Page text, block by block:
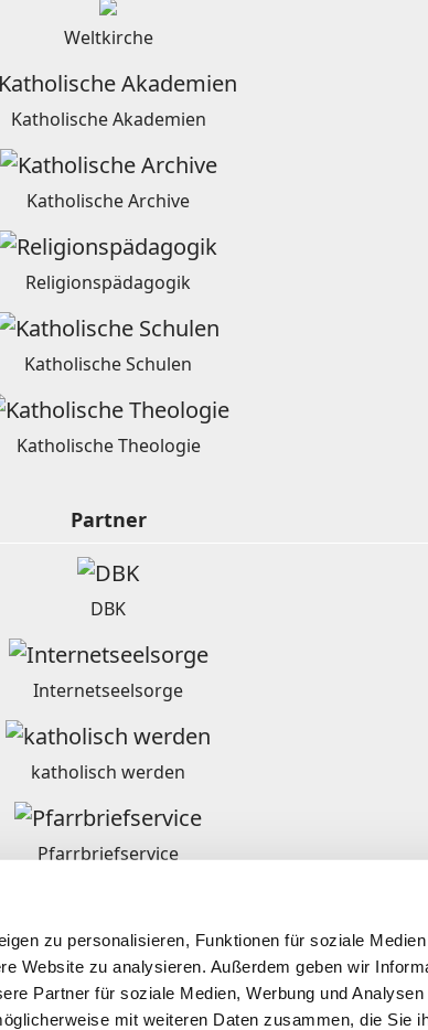
zu personalisieren, Funktionen für soziale Medien
Website zu analysieren. Außerdem geben wir
Partner für soziale Medien, Werbung und Analysen
mit weiteren Daten zusammen, die Sie
Weltkirche
Katholische Akademien
Katholische Archive
Religionspädagogik
Katholische Schulen
Katholische Theologie
Partner
DBK
Internetseelsorge
katholisch werden
Pfarrbriefservice
in Deutschland